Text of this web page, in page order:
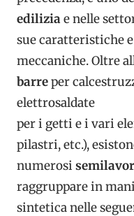
ediliziae nelle
sue caratteristiche
meccaniche. Oltre
barreper
elettrosaldate
per i getti e i vari
pilastri, etc.),
numerosi
raggruppare in
sintetica nelle